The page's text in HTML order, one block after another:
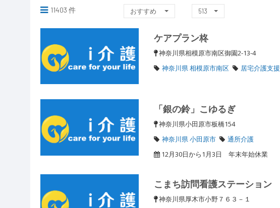
11403 件 おすすめ 513
ケアプラン柊
神奈川県相模原市南区御園2-13-4
神奈川県 相模原市南区
居宅介護支援
「銀の鈴」こゆるぎ
神奈川県小田原市板橋154
神奈川県 小田原市
通所介護
12月30日から1月3日 年末年始休業
こまち訪問看護ステーション
神奈川県厚木市小野７６３－１